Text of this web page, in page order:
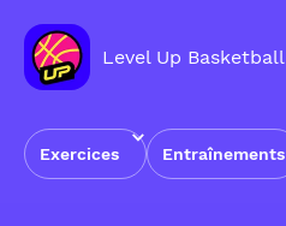
Level Up Basketball
Exercices Entraînements